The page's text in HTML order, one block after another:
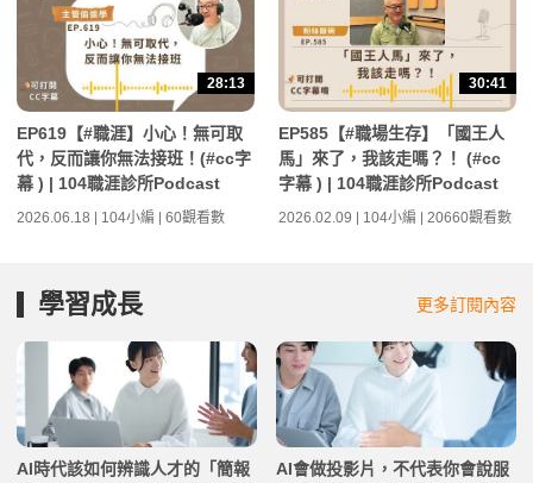
28:13
EP619【#職涯】小心！無可取
代，反而讓你無法接班！(#cc字
幕 ) | 104職涯診所Podcast
2026.06.18 | 104小編 | 60觀看數
30:41
EP585【#職場生存】「國王人
馬」來了，我該走嗎？！ (#cc
字幕 ) | 104職涯診所Podcast
2026.02.09 | 104小編 | 20660觀看數
學習成長 更多訂閱內容
AI時代該如何辨識人才的「簡報
AI會做投影片，不代表你會說服